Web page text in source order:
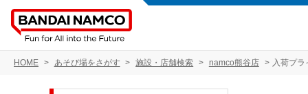
HOME あそび場をさがす 施設・店舗検索 namco熊谷店 入荷プラ